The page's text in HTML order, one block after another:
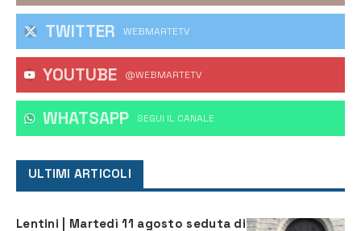
TWITTER WEBMARTETV
YOUTUBE @WEBMARTETV
WHATSAPP ‎SEGUI IL CANALE
ULTIMI ARTICOLI
Lentini | Martedì 11 agosto seduta di